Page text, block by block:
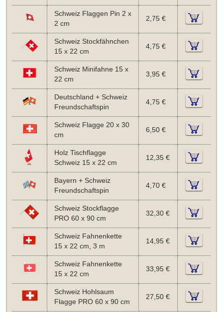
Schweiz Flaggen Pin 2 x
2 cm
2,75 €
Schweiz Stockfähnchen
15 x 22 cm
4,75 €
Schweiz Minifahne 15 x
22 cm
3,95 €
Deutschland + Schweiz
Freundschaftspin
4,75 €
Schweiz Flagge 20 x 30
cm
6,50 €
Holz Tischflagge
Schweiz 15 x 22 cm
12,35 €
Bayern + Schweiz
Freundschaftspin
4,70 €
Schweiz Stockflagge
PRO 60 x 90 cm
32,30 €
Schweiz Fahnenkette
15 x 22 cm, 3 m
14,95 €
Schweiz Fahnenkette
15 x 22 cm
33,95 €
Schweiz Hohlsaum
Flagge PRO 60 x 90 cm
27,50 €